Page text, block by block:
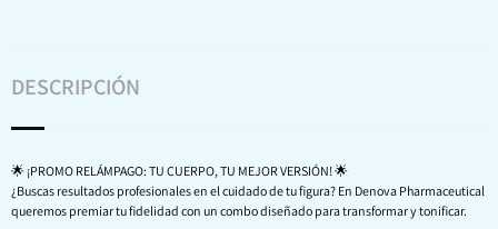
DESCRIPCIÓN
🌟 ¡PROMO RELÁMPAGO: TU CUERPO, TU MEJOR VERSIÓN! 🌟
¿Buscas resultados profesionales en el cuidado de tu figura? En Denova Pharmaceutical
queremos premiar tu fidelidad con un combo diseñado para transformar y tonificar.